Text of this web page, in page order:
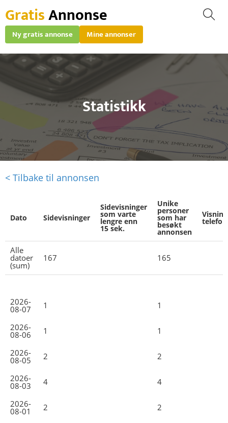
GratisAnnonse
Ny gratis annonse Mine annonser
Statistikk
< Tilbake til annonsen
Dato Sidevisninger
Sidevisninger
som varte
lengre enn
15 sek.
Unike
personer
som har
besøkt
annonsen
Alle
datoer
(sum)
167 165
2026-
08-07 1 1
2026-
08-06 1 1
2026-
08-05 2 2
2026-
08-03 4 4
2026-
08-01 2 2